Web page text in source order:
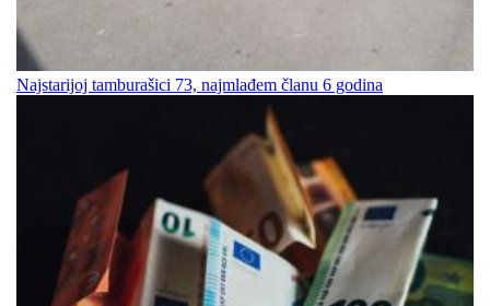
Najstarijoj tamburašici 73, najmlađem članu 6 godina